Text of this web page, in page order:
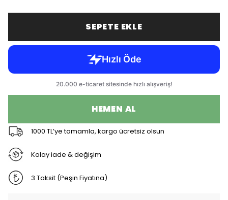
SEPETE EKLE
HEMEN AL
1000 TL’ye tamamla, kargo ücretsiz olsun
Kolay iade & değişim
3 Taksit (Peşin Fiyatına)